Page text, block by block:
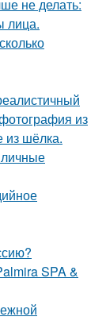
не делать:
лица.
из
из шёлка.
SPA &